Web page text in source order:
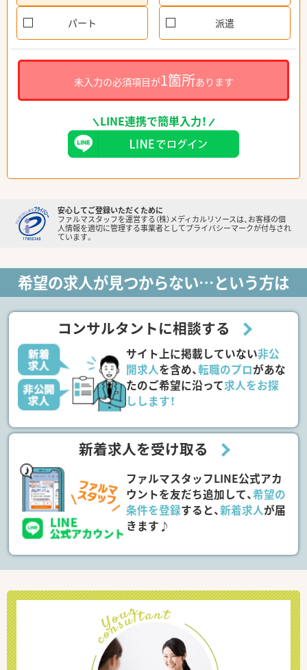
パート 派遣
未入力の必須項目が1箇所あります
LINE連携で簡単入力！
安心してご登録いただくために
ファルマスタッフを運営する（株）メディカルリソースは、お客様の個
人情報を適切に管理する事業者としてプライバシーマークが付与され
ています。
希望の求人が見つからない…という方は
コンサルタントに相談する
サイト上に掲載していない非公
開求人を含め、転職のプロがあな
たのご希望に沿って求人をお探
しします！
新着求人を受け取る
ファルマスタッフLINE公式アカ
ウントを友だち追加して、希望の
条件を登録すると、新着求人が届
きます♪